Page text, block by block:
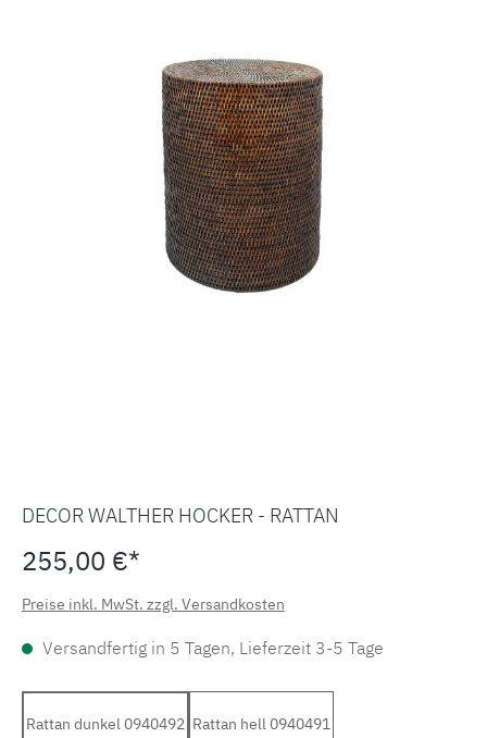
DECOR WALTHER HOCKER - RATTAN
255,00 €*
Preise inkl. MwSt. zzgl. Versandkosten
Versandfertig in 5 Tagen, Lieferzeit 3-5 Tage
Rattan dunkel 0940492 Rattan hell 0940491